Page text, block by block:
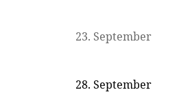
23. September
28. September